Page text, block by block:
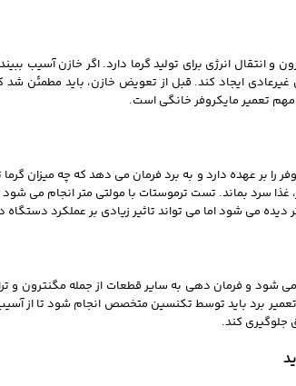
انرژی برای تولید گرما دارد. اگر خازن آسیب
ایجاد کند. قبل از تعویض خازن، باید مطمئن شد
مهم تعمیر مایکروفر خانگی است.
را بر عهده دارد و به برد فرمان می‌ دهد که چه میزان
سرد بماند. تست ترموستات با مولتی‌ متر انجام می‌ شود
می‌ شود اما می‌ تواند تاثیر زیادی بر عملکرد دستگاه
شود و فرمان‌ دهی به سایر قطعات از جمله مگنترون و
برد باید توسط تکنسین متخصص انجام شود تا از
جلوگیری کند.